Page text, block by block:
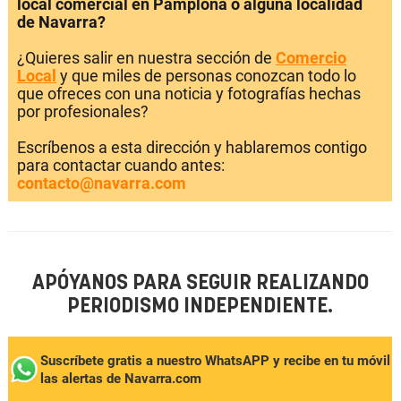
local comercial en Pamplona o alguna localidad
de Navarra?
¿Quieres salir en nuestra sección de Comercio
Local y que miles de personas conozcan todo lo
que ofreces con una noticia y fotografías hechas
por profesionales?
Escríbenos a esta dirección y hablaremos contigo
para contactar cuando antes:
contacto@navarra.com
APÓYANOS PARA SEGUIR REALIZANDO
PERIODISMO INDEPENDIENTE.
Suscríbete gratis a nuestro WhatsAPP y recibe en tu móvil
las alertas de Navarra.com